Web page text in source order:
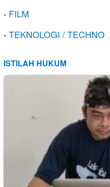
- FILM
-TEKNOLOGI / TECHNO
ISTILAH HUKUM